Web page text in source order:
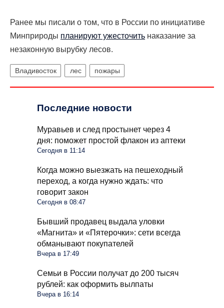
Ранее мы писали о том, что в России по инициативе
Минприроды планируют ужесточить наказание за
незаконную вырубку лесов.
Владивосток лес пожары
Последние новости
Муравьев и след простынет через 4
дня: поможет простой флакон из аптеки
Сегодня в 11:14
Когда можно выезжать на пешеходный
переход, а когда нужно ждать: что
говорит закон
Сегодня в 08:47
Бывший продавец выдала уловки
«Магнита» и «Пятерочки»: сети всегда
обманывают покупателей
Вчера в 17:49
Семьи в России получат до 200 тысяч
рублей: как оформить вылпаты
Вчера в 16:14